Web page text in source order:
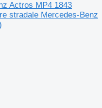
Actros MP4 1843
stradale Mercedes-Benz